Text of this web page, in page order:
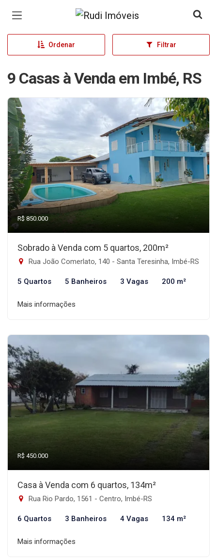
Página inicial
Ordenar Filtrar
9 Casas à Venda em Imbé, RS
R$ 850.000
Sobrado à Venda com 5 quartos, 200m²
Rua João Comerlato, 140 - Santa Teresinha, Imbé-RS
5 Quartos 5 Banheiros 3 Vagas 200 m²
Mais informações
R$ 450.000
Casa à Venda com 6 quartos, 134m²
Rua Rio Pardo, 1561 - Centro, Imbé-RS
6 Quartos 3 Banheiros 4 Vagas 134 m²
Mais informações